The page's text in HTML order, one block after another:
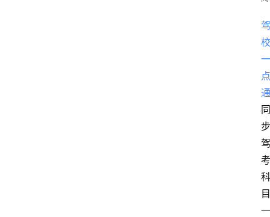
驾
校
一
点
通
同
步
驾
考
科
目
一